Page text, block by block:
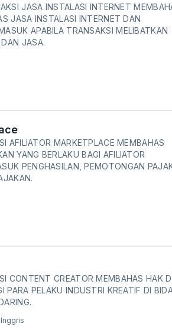
JASA INSTALASI INTERNET
JASA INSTALASI INTERNET DAN
APABILA TRANSAKSI MELIBATKAN
JASA.
AFILIATOR MARKETPLACE MEMBAHAS
YANG BERLAKU BAGI AFILIATOR
PENGHASILAN, PEMOTONGAN
CONTENT CREATOR MEMBAHAS HAK
PARA PELAKU INDUSTRI KREATIF DI